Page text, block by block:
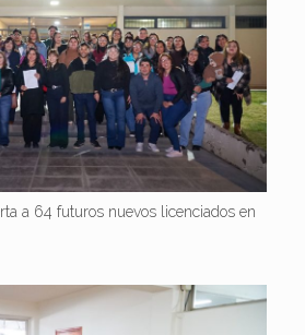
a 64 futuros nuevos licenciados en